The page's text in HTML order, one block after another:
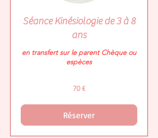
Séance Kinésiologie de 3 à 8
ans
en transfert sur le parent Chèque ou
espèces
70 €
Réserver